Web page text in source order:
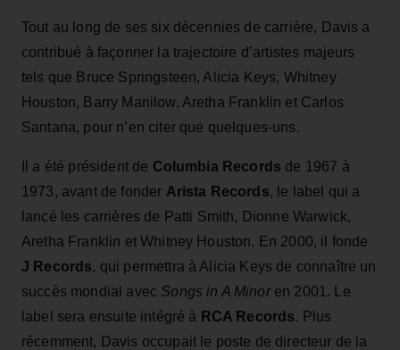
Tout au long de ses six décennies de carrière, Davis a
contribué à façonner la trajectoire d’artistes majeurs
tels que Bruce Springsteen, Alicia Keys, Whitney
Houston, Barry Manilow, Aretha Franklin et Carlos
Santana, pour n’en citer que quelques‑uns.
Il a été président de Columbia Records de 1967 à
1973, avant de fonder Arista Records, le label qui a
lancé les carrières de Patti Smith, Dionne Warwick,
Aretha Franklin et Whitney Houston. En 2000, il fonde
J Records, qui permettra à Alicia Keys de connaître un
succès mondial avec Songs in A Minoren 2001. Le
label sera ensuite intégré à RCA Records. Plus
récemment, Davis occupait le poste de directeur de la